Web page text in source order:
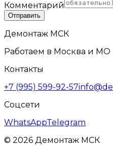
Комментарий
Отправить
Демонтаж МСК
Работаем в Москва и МО
Контакты
+7 (995) 599-92-57
Соцсети
WhatsAppTelegram
© 2026 Демонтаж МСК